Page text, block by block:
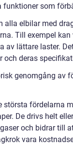
funktioner som
alla elbilar med
Till exempel
av lättare laster.
och deras
genomgång av
största fördelarna
De drivs helt
och bidrar till
vara